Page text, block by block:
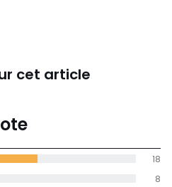
cet article
moyenne
sur
8
18